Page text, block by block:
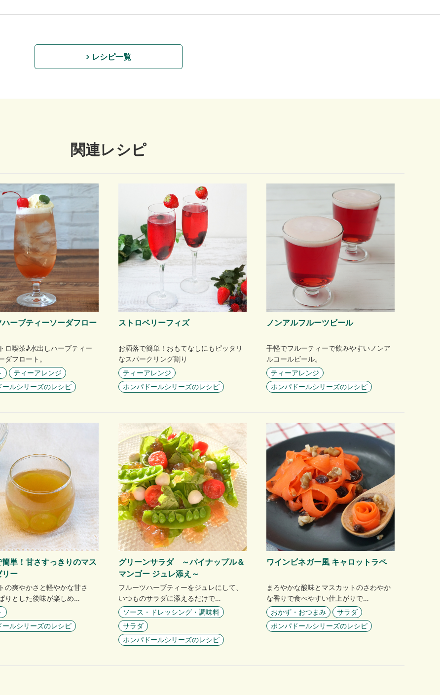
レシピ一覧
関連レシピ
ハーブティーソーダフロー
ロ喫茶♪水出しハーブティー
ダフロート。
ティーアレンジ
ールシリーズのレシピ
ストロベリーフィズ
お洒落で簡単！おもてなしにもピッタリ
なスパークリング割り
ティーアレンジ
ポンパドールシリーズのレシピ
ノンアルフルーツビール
手軽でフルーティーで飲みやすいノンア
ルコールビール。
ティーアレンジ
ポンパドールシリーズのレシピ
簡単！甘さすっきりのマス
リー
の爽やかさと軽やかな甘さ
りとした後味が楽しめ…
ールシリーズのレシピ
グリーンサラダ ～パイナップル＆
マンゴー ジュレ添え～
フルーツハーブティーをジュレにして、
いつものサラダに添えるだけで…
ソース・ドレッシング・調味料
サラダ
ポンパドールシリーズのレシピ
ワインビネガー風 キャロットラペ
まろやかな酸味とマスカットのさわやか
な香りで食べやすい仕上がりで…
おかず・おつまみ
サラダ
ポンパドールシリーズのレシピ